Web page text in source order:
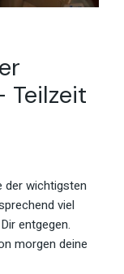
Teilzeit
der wichtigsten
viel
entgegen.
morgen deine